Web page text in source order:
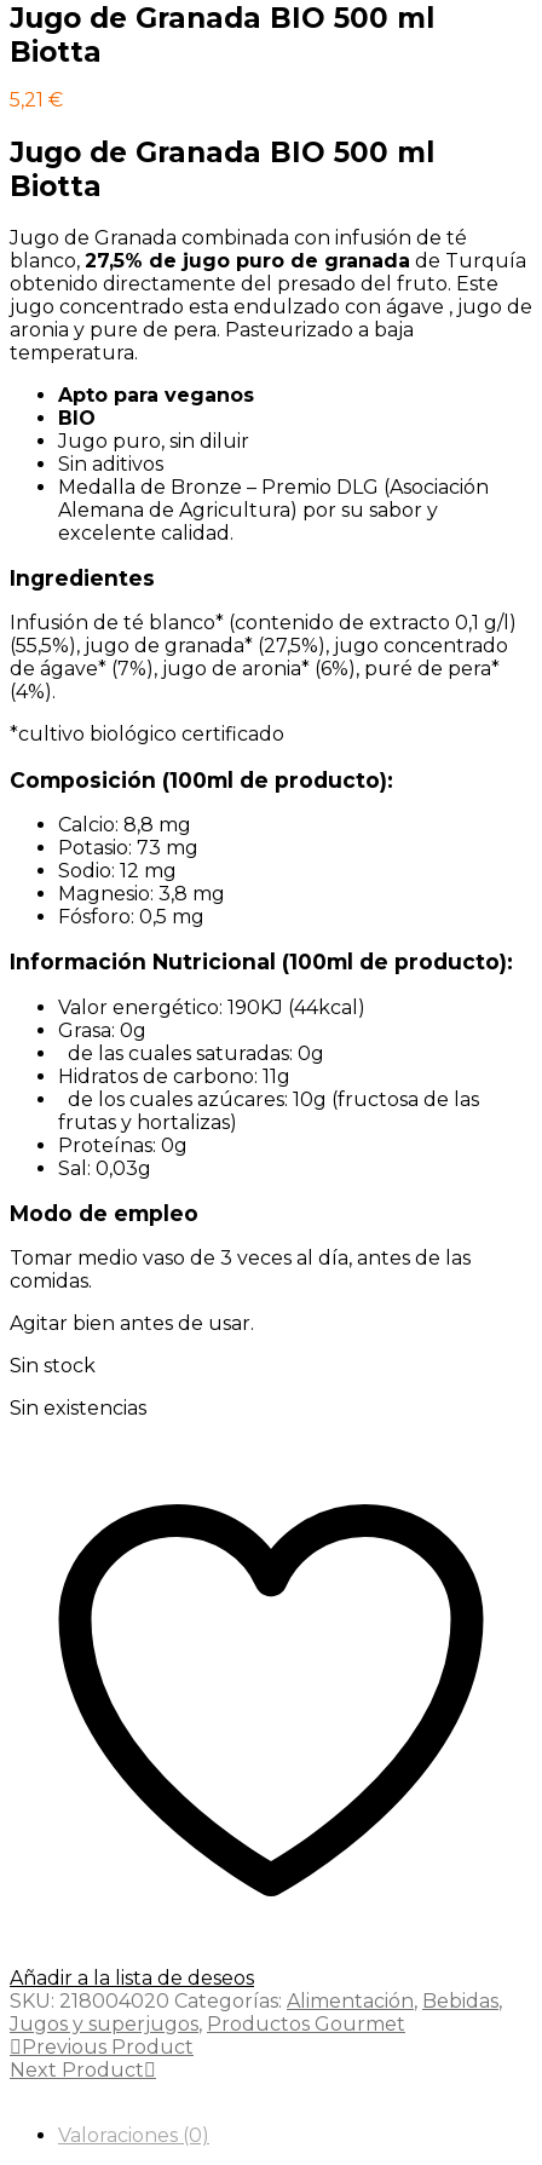
Jugo de Granada BIO 500 ml
Biotta
5,21 €
Jugo de Granada BIO 500 ml
Biotta
Jugo de Granada combinada con infusión de té
blanco, 27,5% de jugo puro de granada de Turquía
obtenido directamente del presado del fruto. Este
jugo concentrado esta endulzado con ágave , jugo de
aronia y pure de pera. Pasteurizado a baja
temperatura.
Apto para veganos
BIO
Jugo puro, sin diluir
Sin aditivos
Medalla de Bronze – Premio DLG (Asociación
Alemana de Agricultura) por su sabor y
excelente calidad.
Ingredientes
Infusión de té blanco* (contenido de extracto 0,1 g/l)
(55,5%), jugo de granada* (27,5%), jugo concentrado
de ágave* (7%), jugo de aronia* (6%), puré de pera*
(4%).
*cultivo biológico certificado
Composición (100ml de producto):
Calcio: 8,8 mg
Potasio: 73 mg
Sodio: 12 mg
Magnesio: 3,8 mg
Fósforo: 0,5 mg
Información Nutricional (100ml de producto):
Valor energético: 190KJ (44kcal)
Grasa: 0g
de las cuales saturadas: 0g
Hidratos de carbono: 11g
de los cuales azúcares: 10g (fructosa de las
frutas y hortalizas)
Proteínas: 0g
Sal: 0,03g
Modo de empleo
Tomar medio vaso de 3 veces al día, antes de las
comidas.
Agitar bien antes de usar.
Sin stock
Sin existencias
Añadir a la lista de deseos
SKU: 218004020 Categorías: Alimentación, Bebidas,
Jugos y superjugos, Productos Gourmet
Previous Product
Next Product
Valoraciones (0)